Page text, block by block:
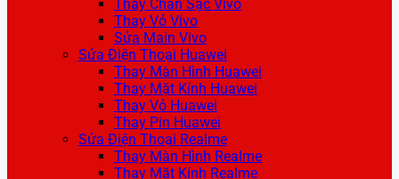
Thay Chân Sạc Vivo
Thay Vỏ Vivo
Sửa Main Vivo
Sửa Điện Thoại Huawei
Thay Màn Hình Huawei
Thay Mặt Kính Huawei
Thay Vỏ Huawei
Thay Pin Huawei
Sửa Điện Thoại Realme
Thay Màn Hình Realme
Thay Mặt Kính Realme